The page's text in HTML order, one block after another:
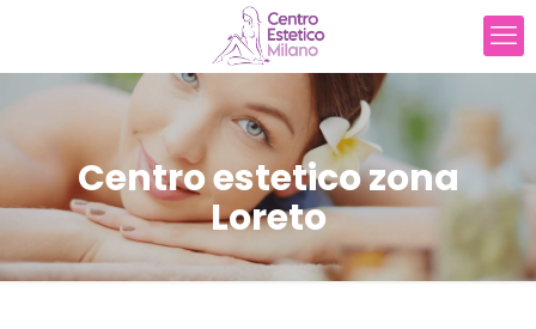
Centro estetico zona
Loreto